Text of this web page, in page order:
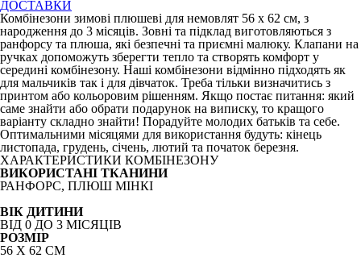
ДОСТАВКИ
Комбінезони зимові плюшеві для немовлят 56 х 62 см, з
народження до 3 місяців. Зовні та підклад виготовляються з
ранфорсу та плюша, які безпечні та приємні малюку. Клапани на
ручках допоможуть зберегти тепло та створять комфорт у
середині комбінезону. Наші комбінезони відмінно підходять як
для мальчиків так і для дівчаток. Треба тільки визначитись з
принтом або кольоровим рішенням. Якщо постає питання: який
саме знайти або обрати подарунок на виписку, то кращого
варіанту складно знайти! Порадуйте молодих батьків та себе.
Оптимальними місяцями для використання будуть: кінець
листопада, грудень, січень, лютий та початок березня.
ХАРАКТЕРИСТИКИ КОМБІНЕЗОНУ
ВИКОРИСТАНІ ТКАНИНИ
РАНФОРС, ПЛЮШ МІНКІ
ВІК ДИТИНИ
ВІД 0 ДО 3 МІСЯЦІВ
РОЗМІР
56 Х 62 СМ